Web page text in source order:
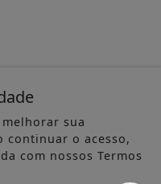
sua
continuar o acesso,
com nossos Termos